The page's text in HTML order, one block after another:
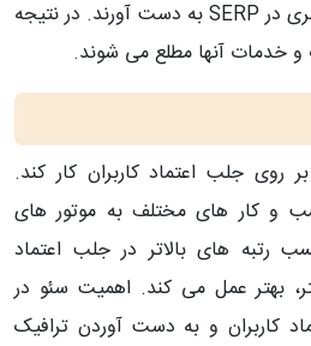
دهند می توانند موقعیت بهتری در SERP به دست آورند. در نتیجه
و خدمات آنها مطلع می شوند.
جلب اعتماد کاربران کار کند.
و کار های مختلف به موتور های
رتبه های بالاتر در جلب اعتماد
بهتر عمل می کند. اهمیت سئو در
کاربران و به دست آوردن ترافیک